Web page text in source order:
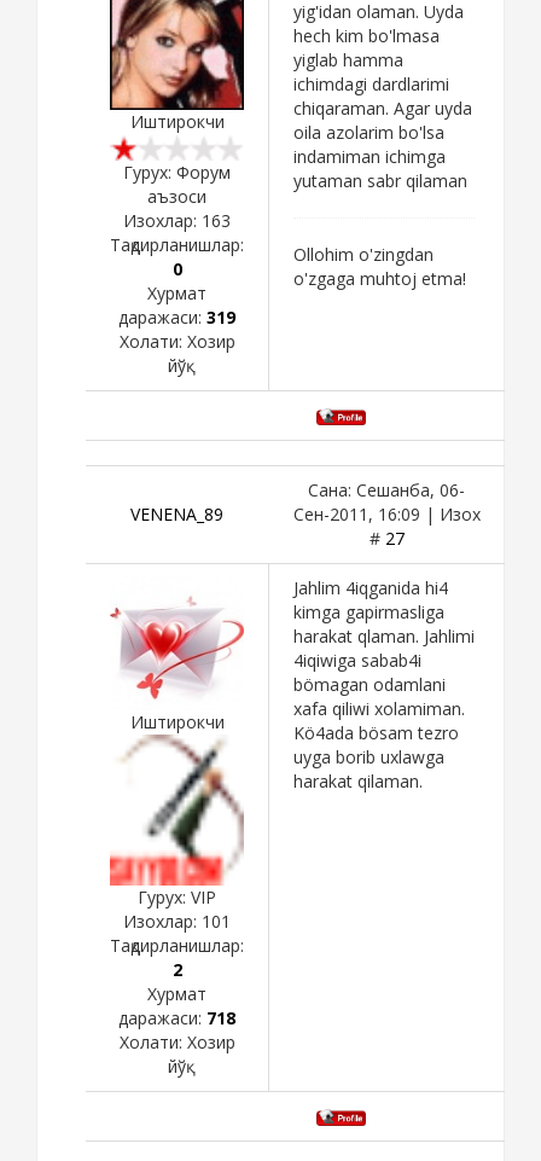
Иштирокчи
Гурух: Форум
аъзоси
Изохлар: 163
Тақдирланишлар:
0
Хурмат
даражаси: 319
Холати: Хозир
йўқ
yig'idan olaman. Uyda
hech kim bo'lmasa
yiglab hamma
ichimdagi dardlarimi
chiqaraman. Agar uyda
oila azolarim bo'lsa
indamiman ichimga
yutaman sabr qilaman
Ollohim o'zingdan
o'zgaga muhtoj etma!
VENENA_89
Сана: Сешанба, 06-
Сен-2011, 16:09 | Изох
# 27
Иштирокчи
Гурух: VIP
Изохлар: 101
Тақдирланишлар:
2
Хурмат
даражаси: 718
Холати: Хозир
йўқ
Jahlim 4iqganida hi4
kimga gapirmasliga
harakat qlaman. Jahlimi
4iqiwiga sabab4i
bömagan odamlani
xafa qiliwi xolamiman.
Kö4ada bösam tezro
uyga borib uxlawga
harakat qilaman.